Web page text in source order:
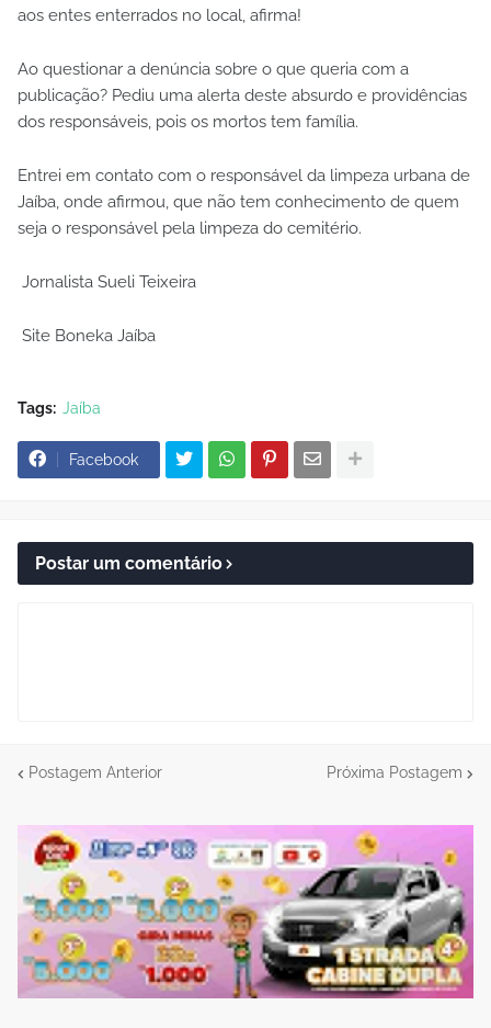
aos entes enterrados no local, afirma!
Ao questionar a denúncia sobre o que queria com a
publicação? Pediu uma alerta deste absurdo e providências
dos responsáveis, pois os mortos tem família.
Entrei em contato com o responsável da limpeza urbana de
Jaíba, onde afirmou, que não tem conhecimento de quem
seja o responsável pela limpeza do cemitério.
Jornalista Sueli Teixeira
Site Boneka Jaíba
Tags: Jaíba
Facebook
Postar um comentário
Postagem Anterior Próxima Postagem